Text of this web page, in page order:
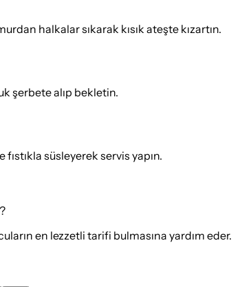
halkalar sıkarak kısık ateşte kızartın.
şerbete alıp bekletin.
fıstıkla süsleyerek servis yapın.
en lezzetli tarifi bulmasına yardım eder.